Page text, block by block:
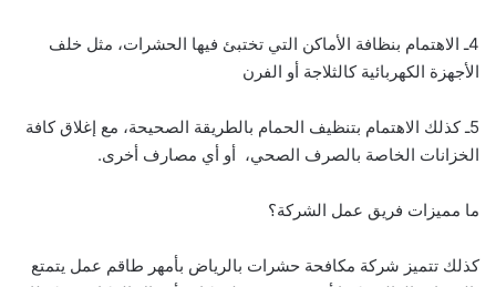
4ـ الاهتمام بنظافة الأماكن التي تختبئ فيها الحشرات، مثل خلف
الأجهزة الكهربائية كالثلاجة أو الفرن
5ـ كذلك الاهتمام بتنظيف الحمام بالطريقة الصحيحة، مع إغلاق كافة
الخزانات الخاصة بالصرف الصحي، أو أي مصارف أخرى.
ما مميزات فريق عمل الشركة؟
كذلك تتميز شركة مكافحة حشرات بالرياض بأمهر طاقم عمل يتمتع